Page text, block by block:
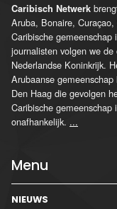
Caribisch Netwerk
Aruba, Bonaire,
Caribische
journalisten volgen we
Nederlandse Koninkrijk.
Arubaanse
Den Haag die gevolgen
Caribische
onafhankelijk. ...
Menu
NIEUWS